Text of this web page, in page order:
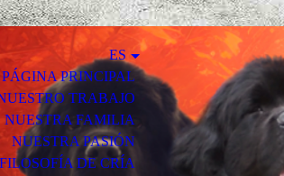
ES
PÁGINA PRINCIPAL
TRABAJO
NUESTRA FAMILIA
NUESTRA PASIÓN
DE CRÍA